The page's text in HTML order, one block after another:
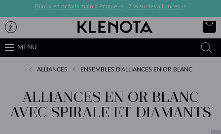
Bijoux en or faits main à Prague -> 7 % sur les alliances ->
MENU
ALLIANCES ENSEMBLES D’ALLIANCES EN OR BLANC
ALLIANCES EN OR BLANC
AVEC SPIRALE ET DIAMANTS